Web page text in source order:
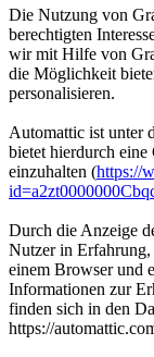
Die Nutzung von
berechtigten
wir mit Hilfe von
die Möglichkeit
personalisieren.
Automattic ist unter
bietet hierdurch eine
einzuhalten (https://
Durch die Anzeige
Nutzer in
einem Browser und
Informationen zur
finden sich in den
https://